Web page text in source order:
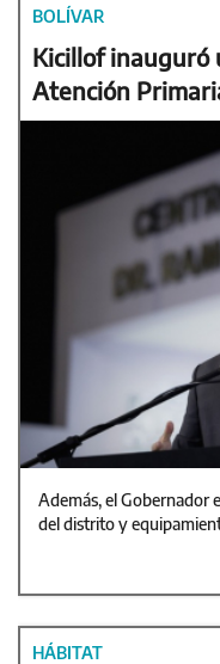
BOLÍVAR
Kicillof inauguró
Atención
Además, el Gobernador
del distrito y
HÁBITAT